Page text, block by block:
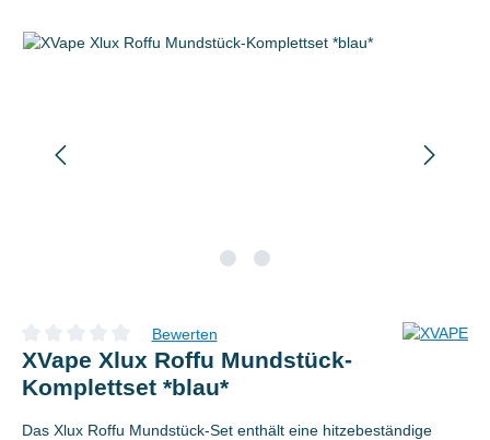
Bildergalerie überspringen
Durchschnittliche Bewertung von 0 von 5 Sternen
Bewerten
XVape Xlux Roffu Mundstück-
Komplettset *blau*
Das Xlux Roffu Mundstück-Set enthält eine hitzebeständige